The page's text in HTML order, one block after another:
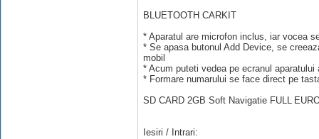
BLUETOOTH CARKIT
* Aparatul are microfon inclus, iar vocea
* Se apasa butonul Add Device, se
mobil
* Acum puteti vedea pe ecranul
* Formare numarului se face direct pe
SD CARD 2GB Soft Navigatie FULL
Iesiri / Intrari: